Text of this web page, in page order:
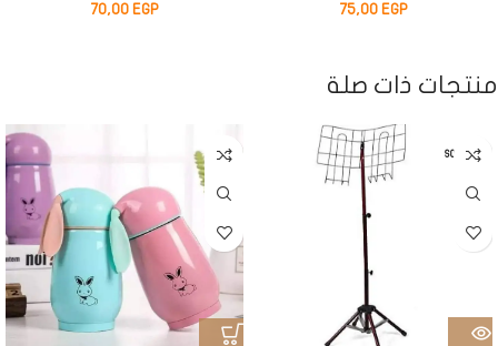
75,00 EGP
70,00 EGP
منتجات ذات صلة
SOLD OUT